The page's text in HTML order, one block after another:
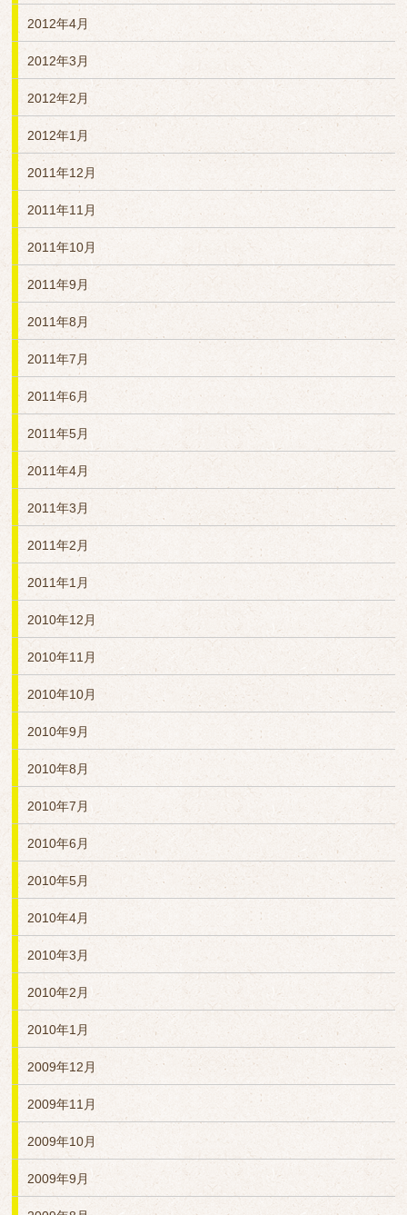
2012年4月
2012年3月
2012年2月
2012年1月
2011年12月
2011年11月
2011年10月
2011年9月
2011年8月
2011年7月
2011年6月
2011年5月
2011年4月
2011年3月
2011年2月
2011年1月
2010年12月
2010年11月
2010年10月
2010年9月
2010年8月
2010年7月
2010年6月
2010年5月
2010年4月
2010年3月
2010年2月
2010年1月
2009年12月
2009年11月
2009年10月
2009年9月